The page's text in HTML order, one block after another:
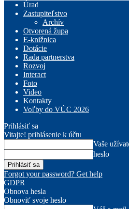
Úrad
Zastupiteľstvo
Archív
Otvorená župa
E-knižnica
Dotácie
Rada partnerstva
Rozvoj
Interact
Foto
Video
Kontakty
Voľby do VÚC 2026
Prihlásiť sa
Vitajte! prihlásenie k účtu
Vaše
heslo
Forgot your password? Get help
GDPR
Obnova hesla
Obnoviť svoje heslo